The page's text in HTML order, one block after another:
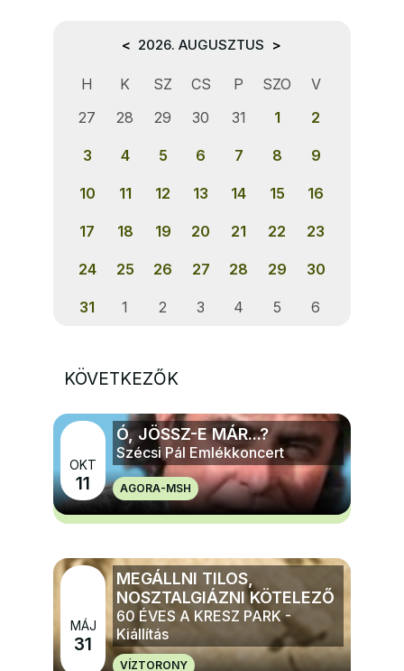
< 2026. AUGUSZTUS >
H K SZ CS P SZO
V
27
28 29 30 31 1 2
3 4 5 6 7 8 9
10 11 12 13 14 15 16
17 18 19 20 21 22 23
24 25 26 27 28 29 30
31 1 2 3 4 5 6
KÖVETKEZŐK
OKT
11
Ó, JÖSSZ-E MÁR...?
Szécsi Pál Emlékkoncert
AGORA-MSHMÉG TÖBB ZENE
MÁJ
31
MEGÁLLNI TILOS,
NOSZTALGIÁZNI KÖTELEZŐ
60 ÉVES A KRESZ PARK -
Kiállítás
VÍZTORONY